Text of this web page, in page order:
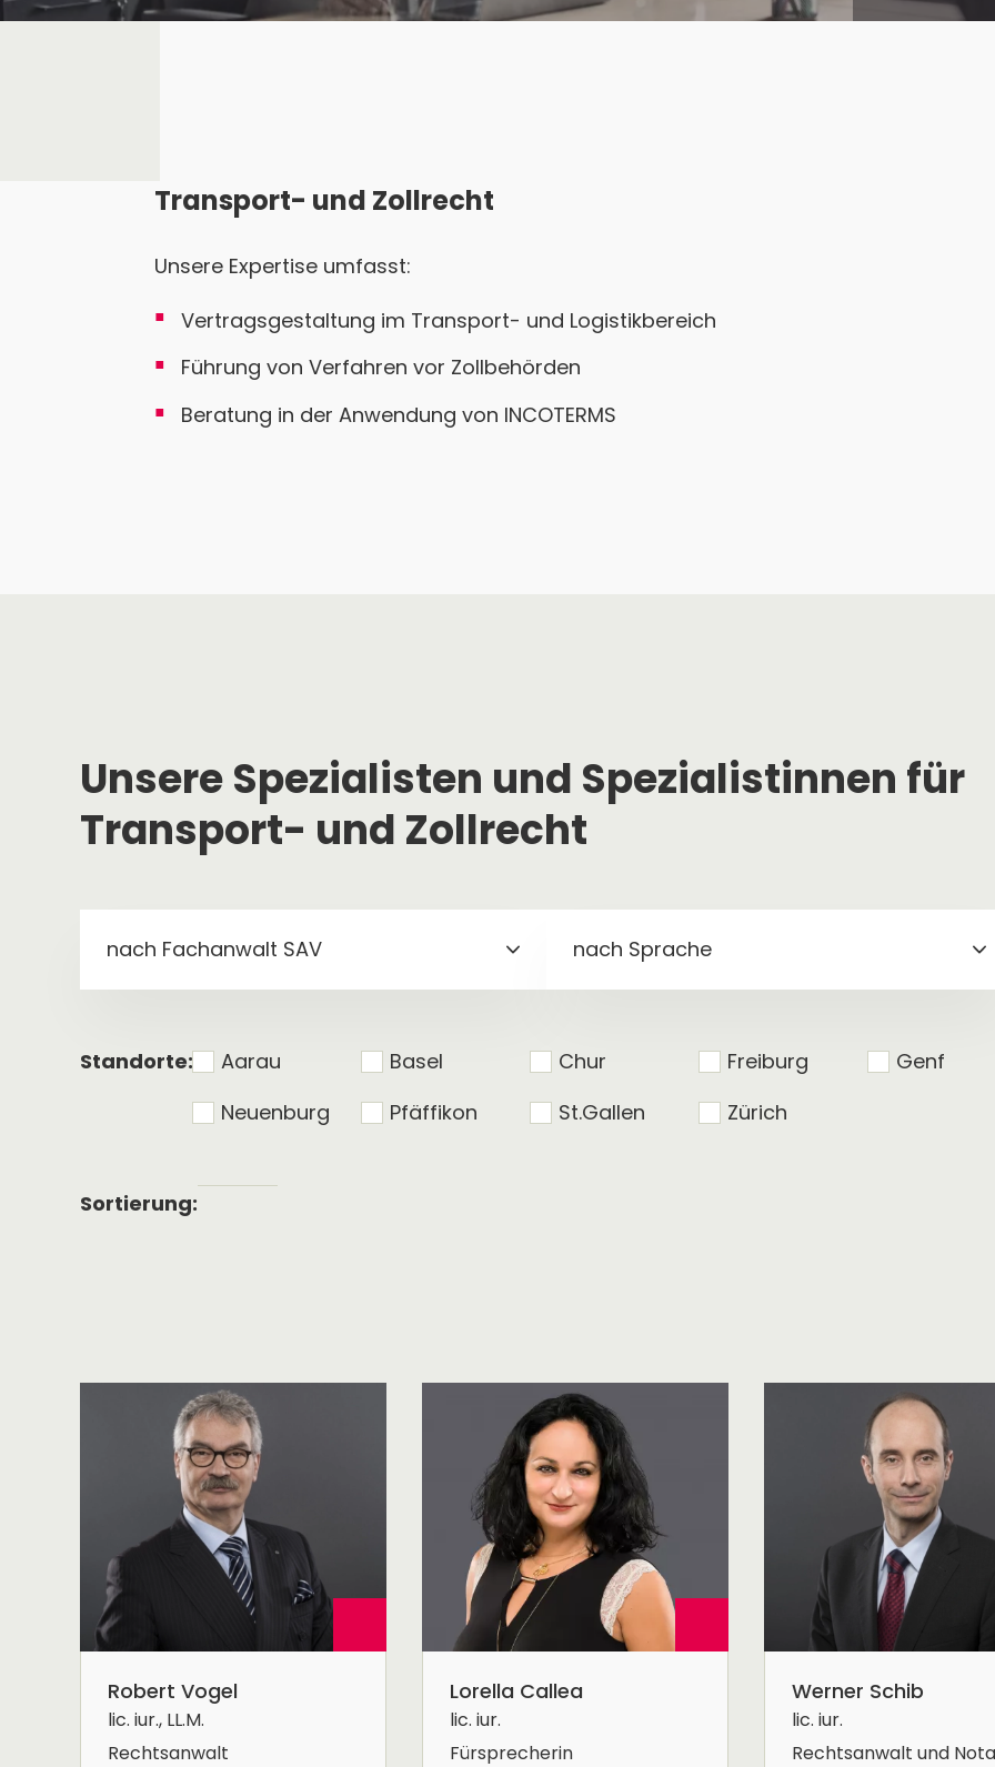
Transport- und Zollrecht
Unsere Expertise umfasst:
Vertragsgestaltung im Transport- und Logistikbereich
Führung von Verfahren vor Zollbehörden
Beratung in der Anwendung von INCOTERMS
Unsere Spezialisten und Spezialistinnen für
Transport- und Zollrecht
nach Fachanwalt SAV nach Sprache
Standorte: Aarau Basel Chur Freiburg
Genf
Neuenburg
Pfäffikon St.Gallen Zürich
Sortierung:
Robert Vogel
lic. iur., LL.M.
Rechtsanwalt
Lorella Callea
lic. iur.
Fürsprecherin
Werner Schib
lic. iur.
Rechtsanwalt und